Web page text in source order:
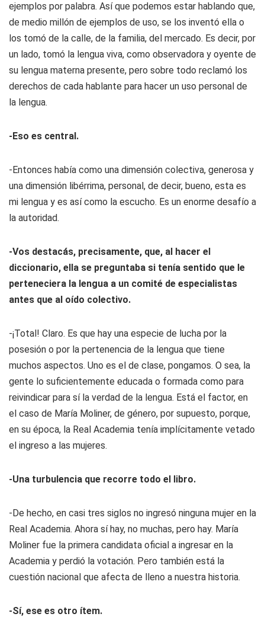
ejemplos por palabra. Así que podemos estar hablando que,
de medio millón de ejemplos de uso, se los inventó ella o
los tomó de la calle, de la familia, del mercado. Es decir, por
un lado, tomó la lengua viva, como observadora y oyente de
su lengua materna presente, pero sobre todo reclamó los
derechos de cada hablante para hacer un uso personal de
la lengua.
-Eso es central.
-Entonces había como una dimensión colectiva, generosa y
una dimensión libérrima, personal, de decir, bueno, esta es
mi lengua y es así como la escucho. Es un enorme desafío a
la autoridad.
-Vos destacás, precisamente, que, al hacer el
diccionario, ella se preguntaba si tenía sentido que le
perteneciera la lengua a un comité de especialistas
antes que al oído colectivo.
-¡Total! Claro. Es que hay una especie de lucha por la
posesión o por la pertenencia de la lengua que tiene
muchos aspectos. Uno es el de clase, pongamos. O sea, la
gente lo suficientemente educada o formada como para
reivindicar para sí la verdad de la lengua. Está el factor, en
el caso de María Moliner, de género, por supuesto, porque,
en su época, la Real Academia tenía implícitamente vetado
el ingreso a las mujeres.
-Una turbulencia que recorre todo el libro.
-De hecho, en casi tres siglos no ingresó ninguna mujer en la
Real Academia. Ahora sí hay, no muchas, pero hay. María
Moliner fue la primera candidata oficial a ingresar en la
Academia y perdió la votación. Pero también está la
cuestión nacional que afecta de lleno a nuestra historia.
-Sí, ese es otro ítem.